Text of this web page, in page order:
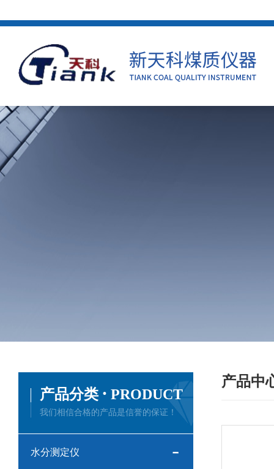
产品中
产品分类 · PRODUCT
我们相信合格的产品是信誉的保证！
水分测定仪